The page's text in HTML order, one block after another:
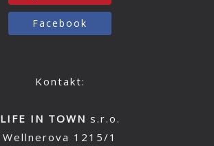
Facebook
Kontakt:
LIFE IN TOWN s.r.o.
Wellnerova 1215/1